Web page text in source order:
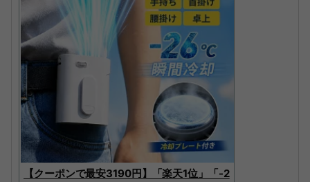
【クーポンで最安3190円】「楽天1位」「-2